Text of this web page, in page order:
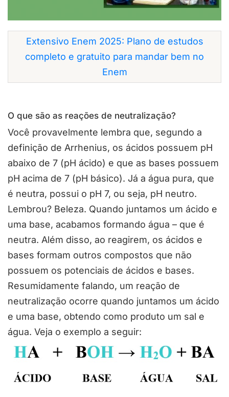
Extensivo Enem 2025: Plano de estudos
completo e gratuito para mandar bem no
Enem
O que são as reações de neutralização?
Você provavelmente lembra que, segundo a
definição de Arrhenius, os ácidos possuem pH
abaixo de 7 (pH ácido) e que as bases possuem
pH acima de 7 (pH básico). Já a água pura, que
é neutra, possui o pH 7, ou seja, pH neutro.
Lembrou? Beleza. Quando juntamos um ácido e
uma base, acabamos formando água – que é
neutra. Além disso, ao reagirem, os ácidos e
bases formam outros compostos que não
possuem os potenciais de ácidos e bases.
Resumidamente falando, um reação de
neutralização ocorre quando juntamos um ácido
e uma base, obtendo como produto um sal e
água. Veja o exemplo a seguir: